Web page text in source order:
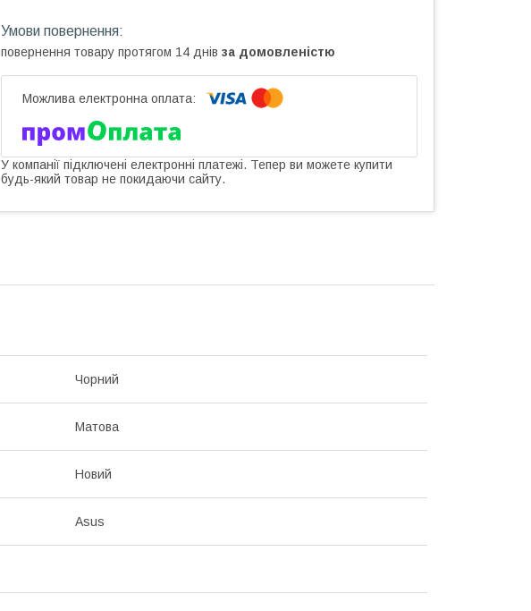
повернення товару протягом 14 днів за домовленістю
У компанії підключені електронні платежі. Тепер ви можете купити
будь-який товар не покидаючи сайту.
Чорний
Матова
Новий
Asus